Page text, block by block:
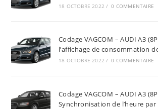
18 OCTOBRE 2022 / 0 COMMENTAIRE
Codage VAGCOM – AUDI A3
l’affichage de consommation
18 OCTOBRE 2022 / 0 COMMENTAIRE
Codage VAGCOM – AUDI A3
Synchronisation de l’heure par